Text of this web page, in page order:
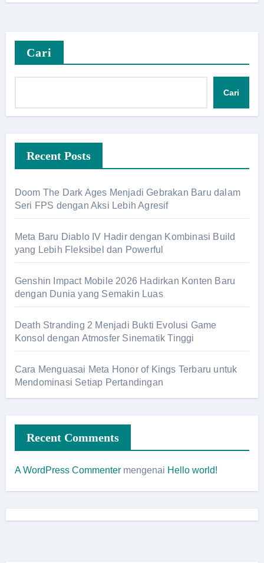
Cari
Cari
Recent Posts
Doom The Dark Ages Menjadi Gebrakan Baru dalam
Seri FPS dengan Aksi Lebih Agresif
Meta Baru Diablo IV Hadir dengan Kombinasi Build
yang Lebih Fleksibel dan Powerful
Genshin Impact Mobile 2026 Hadirkan Konten Baru
dengan Dunia yang Semakin Luas
Death Stranding 2 Menjadi Bukti Evolusi Game
Konsol dengan Atmosfer Sinematik Tinggi
Cara Menguasai Meta Honor of Kings Terbaru untuk
Mendominasi Setiap Pertandingan
Recent Comments
A WordPress Commentermengenai Hello world!